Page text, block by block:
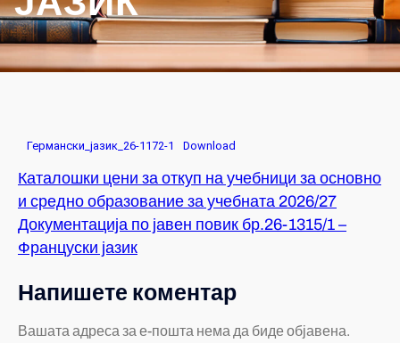
Германски_јазик_26-1172-1 Download
Каталошки цени за откуп на учебници за основно
и средно образование за учебната 2026/27
Документација по јавен повик бр.26-1315/1 –
Француски јазик
Напишете коментар
Вашата адреса за е-пошта нема да биде објавена.